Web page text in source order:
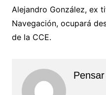
Alejandro González, ex
Navegación, ocupará
de la CCE.